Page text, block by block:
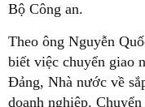
Bộ Công an.
Theo ông Nguyễn
biết việc chuyển giao
Đảng, Nhà nước về
doanh nghiệp.